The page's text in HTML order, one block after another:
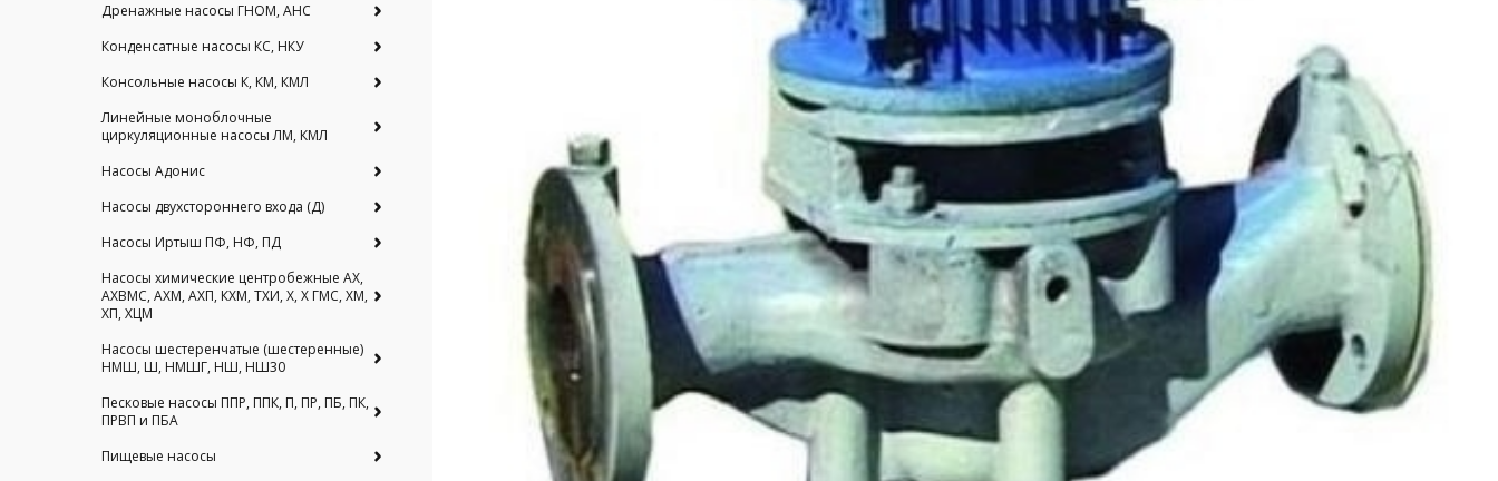
Дренажные насосы ГНОМ, АНС
Конденсатные насосы КС, НКУ
Консольные насосы К, КМ, КМЛ
Линейные моноблочные
циркуляционные насосы ЛМ, КМЛ
Насосы Адонис
Насосы двухстороннего входа (Д)
Насосы Иртыш ПФ, НФ, ПД
Насосы химические центробежные АХ,
АХВМС, АХМ, АХП, КХМ, ТХИ, Х, Х ГМС, ХМ,
ХП, ХЦМ
Насосы шестеренчатые (шестеренные)
НМШ, Ш, НМШГ, НШ, НШ30
Песковые насосы ППР, ППК, П, ПР, ПБ, ПК,
ПРВП и ПБА
Пищевые насосы